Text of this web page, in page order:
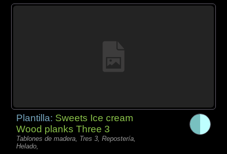
Plantilla: Sweets Ice cream
Wood planks Three 3
Tablones de madera, Tres 3, Repostería,
Helado,